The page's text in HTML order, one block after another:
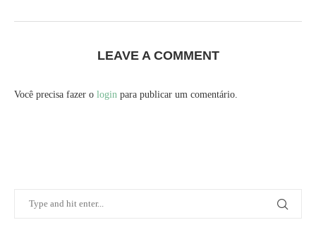
LEAVE A COMMENT
Você precisa fazer o login para publicar um comentário.